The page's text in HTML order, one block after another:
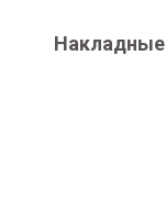
Накладные